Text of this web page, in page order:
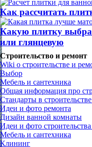
Как рассчитать
Какую плитку
или глянцевую
Строительство и ремонт
Wiki о строительстве и
Выбор
Мебель и сантехника
Общая информация про
Стандарты в
Идеи и фото ремонта
Дизайн ванной комнаты
Идеи и фото
Мебель и сантехника
Клининг